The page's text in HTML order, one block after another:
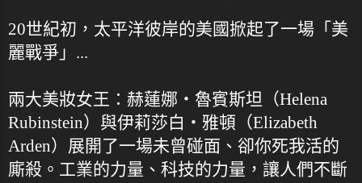
20世紀初，太平洋彼岸的美國掀起了一場「美
麗戰爭」...
兩大美妝女王：赫蓮娜・魯賓斯坦（Helena
Rubinstein）與伊莉莎白・雅頓（Elizabeth
Arden）展開了一場未曾碰面、卻你死我活的
廝殺。工業的力量、科技的力量，讓人們不斷